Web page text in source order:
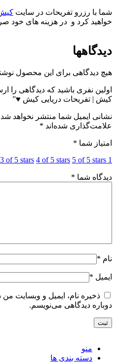
شما با رزرو تفریحات در سایت
خواهید کرد و در هزینه های خود
دیدگاهها
هیچ دیدگاهی برای این محصول
اولین نفری باشید که دیدگاهی را
کیش | تفریحات دریایی کیش ♥”
نشانی ایمیل شما منتشر نخواهد
علامت‌گذاری شده‌اند *
امتیاز شما *
1 of 5 stars
3 of 5 stars 4 of 5 stars 5 of 5 stars
دیدگاه شما *
نام *
ایمیل *
ذخیره نام، ایمیل و وبسایت
دوباره دیدگاهی می‌نویسم.
منو
دسته بندی ها